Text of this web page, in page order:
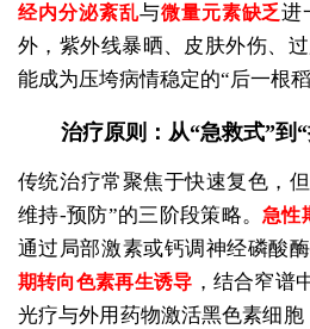
经内分泌紊乱与微量元素缺乏进
外，紫外线暴晒、皮肤外伤、
能成为压垮病情稳定的“后一根稻
治疗原则：从“急救式”到
传统治疗常聚焦于快速复色，
维持-预防”的三阶段策略。急性
通过局部激素或钙调神经磷酸
期转向色素再生诱导 ，结合窄谱
光疗与外用药物激活黑色素细胞